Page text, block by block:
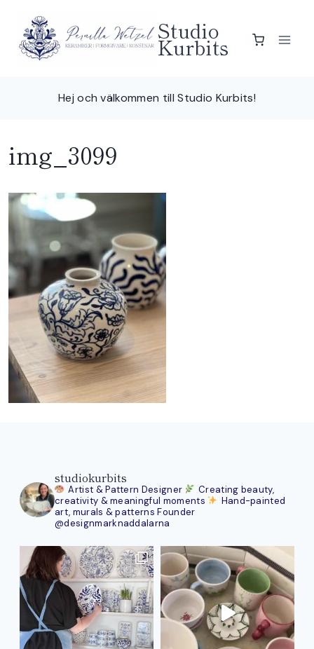
content
Studio
Kurbits
Hej och välkommen till Studio Kurbits!
img_3099
studiokurbits
Artist & Pattern Designer
Creating beauty,
creativity & meaningful moments
Hand-painted
art, murals & patterns Founder
@designmarknaddalarna